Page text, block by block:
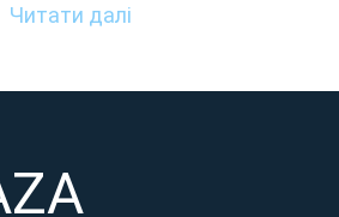
aspernatur non quia iste At
galisum hic aliquid facilis et adipisci
voluptates!
Читати далі